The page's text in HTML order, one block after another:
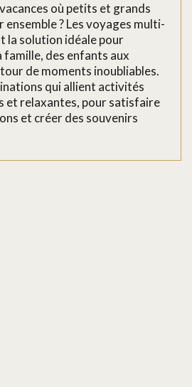
où petits et grands
ensemble ? Les voyages multi-
la solution idéale pour
des enfants aux
de moments inoubliables.
qui allient activités
et relaxantes, pour satisfaire
et créer des souvenirs